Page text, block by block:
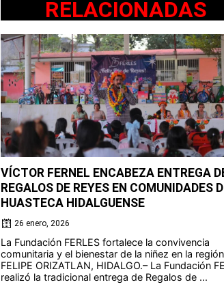
RELACIONADAS
VÍCTOR FERNEL ENCABEZA ENTREGA
REGALOS DE REYES EN COMUNIDADES
HUASTECA HIDALGUENSE
26 enero, 2026
La Fundación FERLES fortalece la convivencia
comunitaria y el bienestar de la niñez en la
FELIPE ORIZATLAN, HIDALGO.– La Fundación
realizó la tradicional entrega de Regalos de ...